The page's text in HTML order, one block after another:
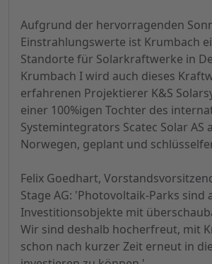
Aufgrund der hervorragenden
Einstrahlungswerte ist Krumbach
Standorte für Solarkraftwerke in
Krumbach I wird auch dieses
erfahrenen Projektierer K&S
einer 100%igen Tochter des
Systemintegrators Scatec Solar AS
Norwegen, geplant und
Felix Goedhart,
Stage AG: 'Photovoltaik-Parks sind
Investitionsobjekte mit
Wir sind deshalb hocherfreut, mit
schon nach kurzer Zeit erneut in